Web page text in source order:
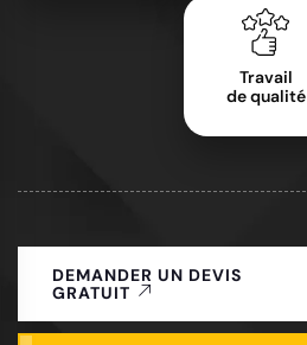
Travail
de qualité
DEMANDER UN DEVIS
GRATUIT